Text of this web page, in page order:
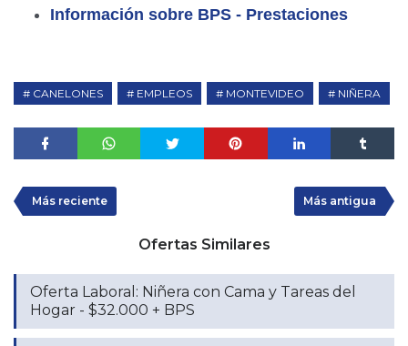
Información sobre BPS - Prestaciones
CANELONES EMPLEOS MONTEVIDEO NIÑERA
Más reciente Más antigua
Ofertas Similares
Oferta Laboral: Niñera con Cama y Tareas del
Hogar - $32.000 + BPS